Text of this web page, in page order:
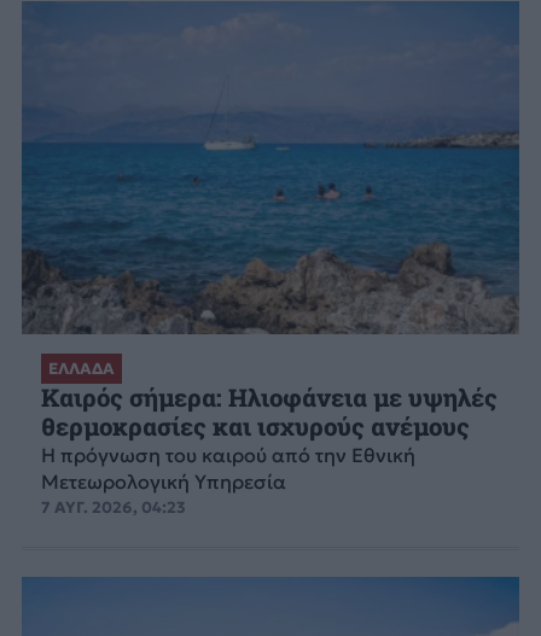
ΕΛΛΑΔΑ
Καιρός σήμερα: Ηλιοφάνεια με υψηλές
θερμοκρασίες και ισχυρούς ανέμους
Η πρόγνωση του καιρού από την Εθνική
Μετεωρολογική Υπηρεσία
7 ΑΥΓ. 2026, 04:23